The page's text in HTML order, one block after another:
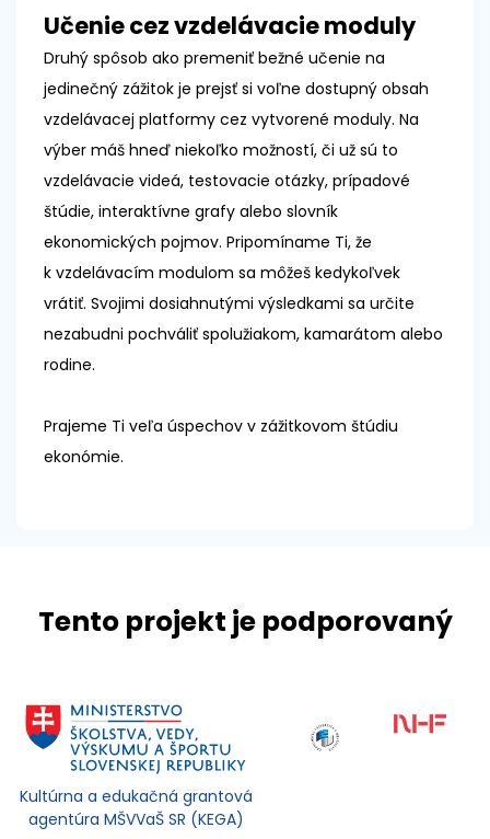
Učenie cez vzdelávacie moduly
Druhý spôsob ako premeniť bežné učenie na
jedinečný zážitok je prejsť si voľne dostupný obsah
vzdelávacej platformy cez vytvorené moduly. Na
výber máš hneď niekoľko možností, či už sú to
vzdelávacie videá, testovacie otázky, prípadové
štúdie, interaktívne grafy alebo slovník
ekonomických pojmov. Pripomíname Ti, že
k vzdelávacím modulom sa môžeš kedykoľvek
vrátiť. Svojimi dosiahnutými výsledkami sa určite
nezabudni pochváliť spolužiakom, kamarátom alebo
rodine.
Prajeme Ti veľa úspechov v zážitkovom štúdiu
ekonómie.
Tento projekt je podporovaný
Kultúrna a edukačná grantová
agentúra MŠVVaŠ SR (KEGA)